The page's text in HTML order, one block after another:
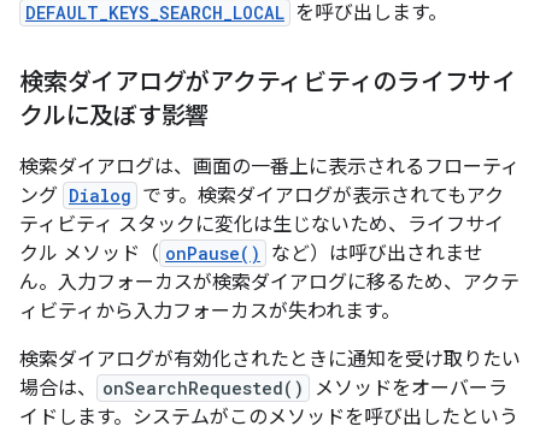
DEFAULT_KEYS_SEARCH_LOCAL を呼び出します。
検索ダイアログがアクティビティのライフサイ
クルに及ぼす影響
検索ダイアログは、画面の一番上に表示されるフローティ
ング Dialog です。検索ダイアログが表示されてもアク
ティビティ スタックに変化は生じないため、ライフサイ
クル メソッド（ onPause()
など）は呼び出されませ
ん。入力フォーカスが検索ダイアログに移るため、アクテ
ィビティから入力フォーカスが失われます。
検索ダイアログが有効化されたときに通知を受け取りたい
場合は、
onSearchRequested()
メソッドをオーバーラ
イドします。システムがこのメソッドを呼び出したという